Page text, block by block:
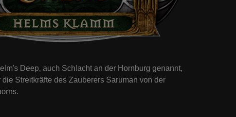
Deep, auch Schlacht an der Hornburg genannt,
Streitkräfte des Zauberers Saruman von der